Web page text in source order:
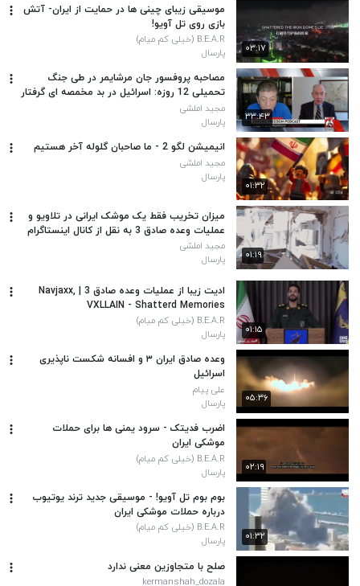
۰۳:۱۷
موسیقی زیبای چینی ها در حمایت از ایران- آتش
بازی روی تل آویو!
B.E.A.R (خیلی کم میام)
پارسال
۳۳:۴۳
مصاحبه پروفسور جان مرشایمر در طی جنگ
تحمیلی 12 روزه: اسرائیل در بد مخمصه ای گرفتار
شده است (با زیرنویس فارسی)
مجید املشی
پارسال
۰۱:۳۲
انیمیشن لگو 2 - ما صاحبان گلوله آخر هستیم
مجید املشی
پارسال
۰۱:۱۹
میزان تخریب فقط یک موشک ایرانی در تلاویو و
عملیات وعده صادق 3 به نقل از کانال اینستاگرام
رسمی خبرگزاری تایمز اسرائیل
مجید املشی
پارسال
۰۱:۱۵
ادیت زیبا از عملیات وعده صادق 3 | Navjaxx,
VXLLAIN - Shatterd Memories
B.E.A.R (خیلی کم میام)
پارسال
۰۵:۳۶
وعده صادق ایران ۳ و افسانه شکست‌ ناپذیری
اسرائیل
علی پیام
پارسال
۰۲:۱۹
اضرب فدیتک - سرود یمنی ها برای حملات
موشکی ایران
B.E.A.R (خیلی کم میام)
پارسال
۰۱:۳۲
بوم بوم تل آویو! - موسیقی جدید ترند یوتیوب
درباره حملات موشکی ایران
B.E.A.R (خیلی کم میام)
پارسال
صلح با متجاوزین معنی ندارد
kermanshah_dozala